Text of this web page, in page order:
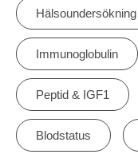
Hälsoundersökning
Immunoglobulin
Peptid & IGF1
Blodstatus